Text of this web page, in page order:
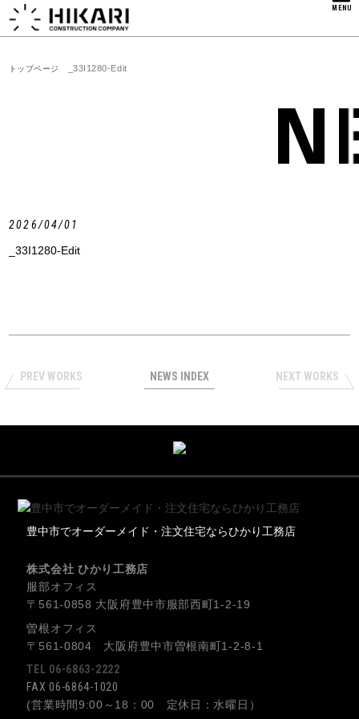
MENU
トップページ _33I1280-Edit
2026/04/01
_33I1280-Edit
PREV WORKS NEWS INDEX NEXT WORKS
豊中市でオーダーメイド・注文住宅ならひかり工務店
株式会社 ひかり工務店
服部オフィス
〒561-0858 大阪府豊中市服部西町1-2-19
曽根オフィス
〒561-0804 大阪府豊中市曽根南町1-2-8-1
TEL 06-6863-2222
FAX 06-6864-1020
(営業時間9:00～18：00 定休日：水曜日）